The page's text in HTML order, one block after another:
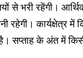
से भरी रहेंगी।
रहेगी। कार्यक्षेत्र
सप्ताह के अंत में